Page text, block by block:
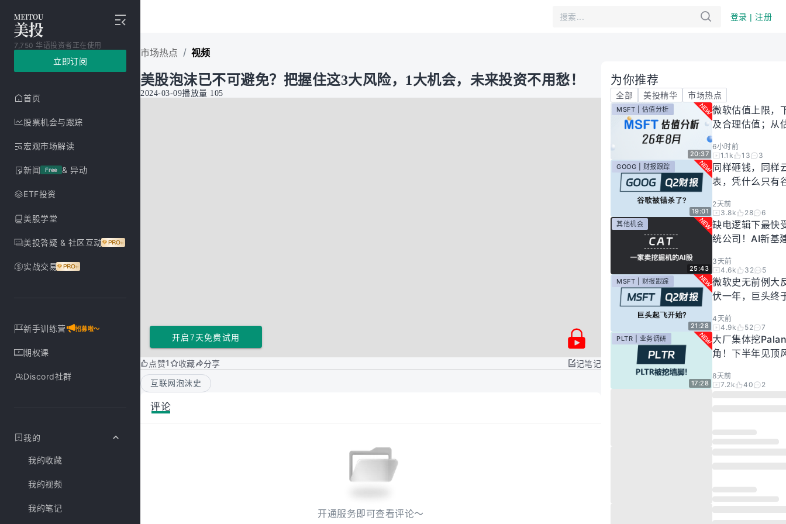
7,750 华语投资者正在使用
立即订阅
首页
股票机会与跟踪
宏观市场解读
新闻 Free & 异动
ETF投资
美股学堂
美投答疑 & 社区互动
实战交易
新手训练营 招募啦～
期权课
Discord社群
我的
我的收藏
我的视频
我的笔记
市场热点 / 视频
美股泡沫已不可避免？把握住这3大风险，1大机会，未来投资不用愁！
2024-03-09播放量 105
开启7天免费试用
点赞1 收藏 分享 记笔记
互联网泡沫史
评论
开通服务即可查看评论～
为你推荐
全部 美投精华 市场热点
20:37
MSFT | 估值分析
微软估值上限，
及合理估值；从
年8月
6小时前
1.1k
13 3
19:01
GOOG | 财报跟踪
同样砸钱，同样
表，凭什么只有
你谷歌真正的投
有多高！
2天前
3.8k
28 6
25:43
其他机会
缺电逻辑下最快
统公司！AI新基
3天前
4.6k
32 5
21:28
MSFT | 财报跟踪
微软史无前例大
伏一年，巨头终
4天前
4.9k
52 7
17:28
PLTR | 业务调研
大厂集体挖
角！下半年见顶
还要投资吗？
8天前
7.2k
40 2
登录 | 注册